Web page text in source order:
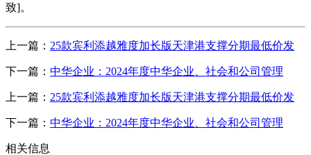
致]。
上一篇： 25款宾利添越雅度加长版天津港支撑分期最低价发
下一篇： 中华企业：2024年度中华企业、社会和公司管理
上一篇： 25款宾利添越雅度加长版天津港支撑分期最低价发
下一篇： 中华企业：2024年度中华企业、社会和公司管理
相关信息